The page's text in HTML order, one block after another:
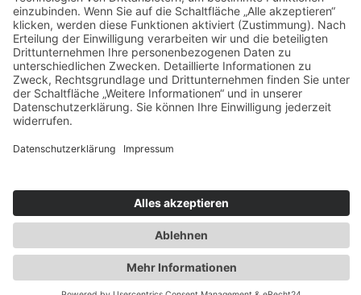
Thailand
Tradition trifft Urlaub im Gitschberg Jochtal
Goldene Tage in Göteborg
Die neuen Skysuiten im Seehof Nature Retreat
Impressum|Datenschutz|Webseitenübersicht|Über das
|Kontakt